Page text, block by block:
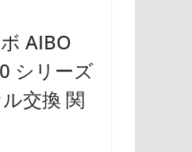
AIBO
シリーズ
交換 関